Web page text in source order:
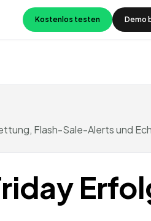
Kostenlos testen Demo
Flash-Sale-Alerts und